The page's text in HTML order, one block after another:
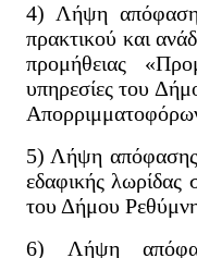
4) Λήψη
πρακτικού και
προμήθειας
υπηρεσίες του
5) Λήψη απόφασης
εδαφικής λωρίδας
του Δήμου
6) Λήψη